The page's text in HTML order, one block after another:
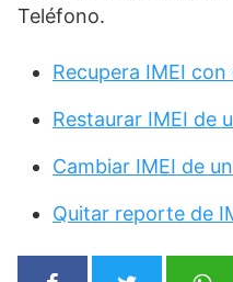
Teléfono.
Recupera IMEI
Restaurar IMEI de
Cambiar IMEI de
Quitar reporte de